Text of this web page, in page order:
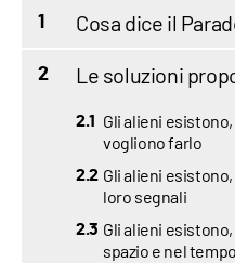
1 Cosa dice il
2 Le soluzioni
2.1
Gli alieni
vogliono farlo
2.2 Gli alieni
loro segnali
2.3 Gli alieni
spazio e nel